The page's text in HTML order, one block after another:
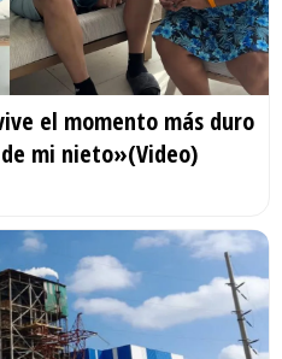
el momento más duro
mi nieto»(Video)